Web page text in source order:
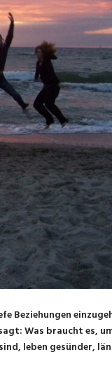
Beziehungen
Was braucht es,
leben gesünder,